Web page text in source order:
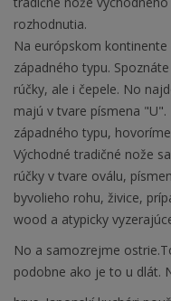
rozhodnutia.
Na európskom
západného typu.
rúčky, ale i čepele. No
majú v tvare písmena
západného typu,
Východné tradičné nože
rúčky v tvare oválu,
byvolieho rohu, živice,
wood a atypicky
No a samozrejme
podobne ako je to u dlát.